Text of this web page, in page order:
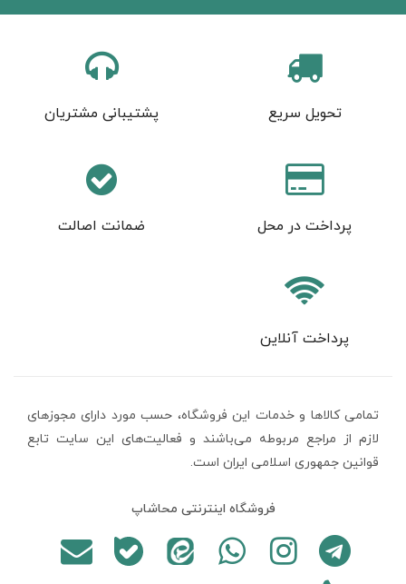
تحویل سریع پشتیبانی مشتریان
پرداخت در محل ضمانت اصالت
پرداخت آنلاین
تمامی كالاها و خدمات اين فروشگاه، حسب مورد دارای مجوزهای
لازم از مراجع مربوطه می‌باشند و فعاليت‌های اين سايت تابع
قوانين جمهوری اسلامی ایران است.
فروشگاه اینترنتی محاشاپ